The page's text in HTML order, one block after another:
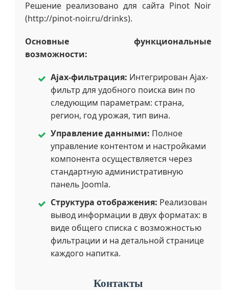
Решение реализовано для сайта Pinot Noir
(http://pinot-noir.ru/drinks).
Основные функциональные
возможности:
Ajax-фильтрация: Интегрирован Ajax-
фильтр для удобного поиска вин по
следующим параметрам: страна,
регион, год урожая, тип вина.
Управление данными: Полное
управление контентом и настройками
компонента осуществляется через
стандартную административную
панель Joomla.
Структура отображения: Реализован
вывод информации в двух форматах: в
виде общего списка с возможностью
фильтрации и на детальной странице
каждого напитка.
Контакты